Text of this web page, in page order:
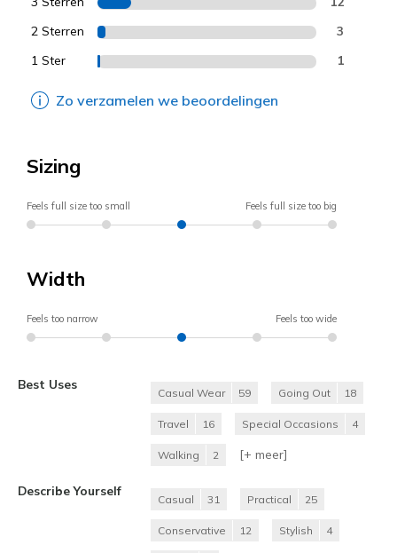
2 Sterren 3
1 Ster 1
Zo verzamelen we beoordelingen
Sizing
Feels full size too small Feels full size too big
Width
Feels too narrow Feels too wide
Best Uses
Casual Wear 59 Going Out 18
Travel 16 Special Occasions 4
Walking 2 [+ meer]
Describe Yourself
Casual 31 Practical 25
Conservative 12 Stylish 4